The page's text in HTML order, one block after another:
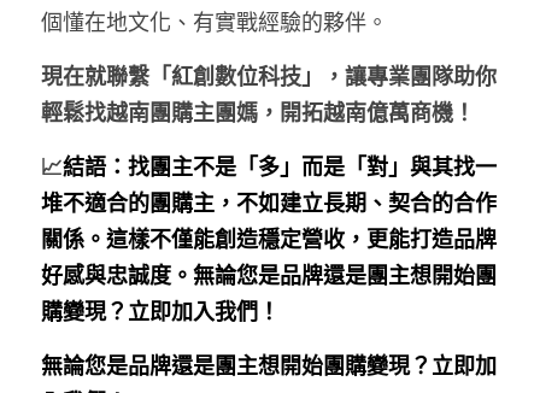
個懂在地文化、有實戰經驗的夥伴。
現在就聯繫「紅創數位科技」，讓專業團隊助你
輕鬆找越南團購主團媽，開拓越南億萬商機！
📈結語：找團主不是「多」而是「對」與其找一
堆不適合的團購主，不如建立長期、契合的合作
關係。這樣不僅能創造穩定營收，更能打造品牌
好感與忠誠度。無論您是品牌還是團主想開始團
購變現？立即加入我們！
無論您是品牌還是團主想開始團購變現？立即加